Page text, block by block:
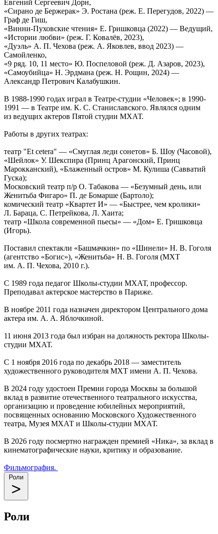
Евгений Сергеевич Дорн,
«Сирано де Бержерак» Э. Ростана (реж. Е. Перегудов, 2022) —
Граф де Гиш,
«Винни-Пуховские чтения» Е. Гришковца (2022) — Ведущий,
«Истории любви» (реж. Г. Ковалёв, 2023),
«Дуэль» А. П. Чехова (реж. А. Яковлев, ввод 2023) —
Самойленко,
«9 ряд. 10, 11 место» Ю. Поспеловой (реж. Д. Азаров, 2023),
«Самоубийца» Н. Эрдмана (реж. Н. Рощин, 2024) —
Александр Петрович Калабушкин.
В 1988-1990 годах играл в Театре-студии «Человек»; в 1990-
1991 — в Театре им. К. С. Станиславского. Являлся одним
из ведущих актеров Пятой студии МXАТ.
Работы в других театрах:
театр "Et cetera" — «Смуглая леди сонетов» Б. Шоу (Часовой),
«Шейлок» У. Шекспира (Принц Арагонский, Принц
Марокканский), «Блаженный остров» М. Кулиша (Савватий
Гуска);
Московский театр п/р О. Табакова — «Безумный день, или
Женитьба Фигаро» П. де Бомарше (Бартоло);
комический театр «Квартет И» — «Быстрее, чем кролики»
Л. Бараца, С. Петрейкова, Л. Хаита;
театр «Школа современной пьесы» — «Дом» Е. Гришковца
(Игорь).
Поставил спектакли «Башмачкин» по «Шинели» Н. В. Гоголя
(агентство «Богис»), «Женитьба» Н. В. Гоголя (МХТ
им. А. П. Чехова, 2010 г.).
С 1989 года педагог Школы-студии МХАТ, профессор.
Преподавал актерское мастерство в Париже.
В ноябре 2011 года назначен директором Центрального дома
актера им. А. А. Яблочкиной.
11 июня 2013 года был избран на должность ректора Школы-
студии МХАТ.
С 1 ноября 2016 года по декабрь 2018 — заместитель
художественного руководителя МХТ имени А. П. Чехова.
В 2024 году удостоен Премии города Москвы за большой
вклад в развитие отечественного театрального искусства,
организацию и проведение юбилейных мероприятий,
посвященных основанию Московского Художественного
театра, Музея МХАТ и Школы-студии МХАТ.
В 2026 году посмертно награжден премией «Ника», за вклад в
кинематографические науки, критику и образование.
Фильмография.
Роли
Роли